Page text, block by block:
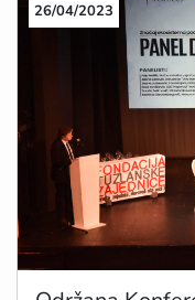
26/04/2023